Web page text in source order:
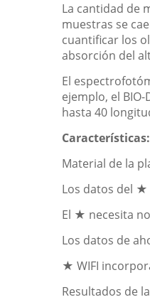
La cantidad de
muestras se
cuantificar los
absorción del
El
ejemplo, el
hasta 40
Características:
Material de la
Los datos del ★
El ★ necesita
Los datos de
★ WIFI
Resultados de